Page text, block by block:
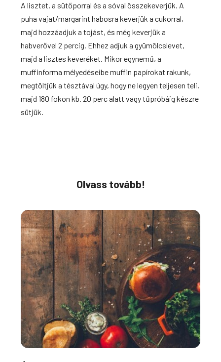
A lisztet, a sütőporral és a sóval összekeverjük. A
puha vajat/margarint habosra keverjük a cukorral,
majd hozzáadjuk a tojást, és még keverjük a
habverővel 2 percig. Ehhez adjuk a gyümölcslevet,
majda lisztes keveréket. Mikor egynemű, a
muffinforma mélyedéseibe muffin papírokat rakunk,
megtöltjük a tésztával úgy, hogy ne legyen teljesen teli,
majd 180 fokon kb. 20 perc alatt vagy tűpróbáig készre
sütjük.
Olvass tovább!